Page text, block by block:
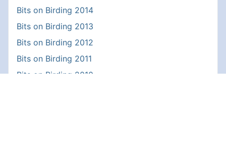
Bits on Birding 2014
Bits on Birding 2013
Bits on Birding 2012
Bits on Birding 2011
Bits on Birding 2010